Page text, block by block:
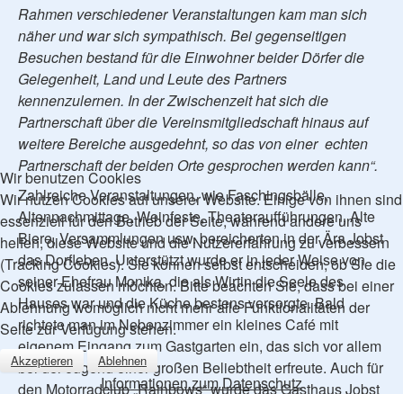
Rahmen verschiedener Veranstaltungen kam man sich
näher und war sich sympathisch. Bei gegenseitigen
Besuchen bestand für die Einwohner beider Dörfer die
Gelegenheit, Land und Leute des Partners
kennenzulernen. In der Zwischenzeit hat sich die
Partnerschaft über die Vereinsmitgliedschaft hinaus auf
weitere Bereiche ausgedehnt, so das von einer echten
Partnerschaft der beiden Orte gesprochen werden kann“.
Zahlreiche Veranstaltungen, wie Faschingsbälle,
Altennachmittage, Weinfeste, Theateraufführungen, Alte
Biere, Versammlungen usw. bereicherten in der Ära Jobst
das Dorfleben. Unterstützt wurde er in jeder Weise von
seiner Ehefrau Monika, die als Wirtin die Seele des
Hauses war und die Küche bestens versorgte. Bald
richtete man im Nebenzimmer ein kleines Café mit
eigenem Eingang zum Gastgarten ein, das sich vor allem
bei der Jugend einer großen Beliebtheit erfreute. Auch für
den Motorradclub „Rainbows“ wurde das Gasthaus Jobst
Wir benutzen Cookies
Wir nutzen Cookies auf unserer Website. Einige von ihnen sind
essenziell für den Betrieb der Seite, während andere uns
helfen, diese Website und die Nutzererfahrung zu verbessern
(Tracking Cookies). Sie können selbst entscheiden, ob Sie die
Cookies zulassen möchten. Bitte beachten Sie, dass bei einer
Ablehnung womöglich nicht mehr alle Funktionalitäten der
Seite zur Verfügung stehen.
Akzeptieren Ablehnen
Informationen zum Datenschutz